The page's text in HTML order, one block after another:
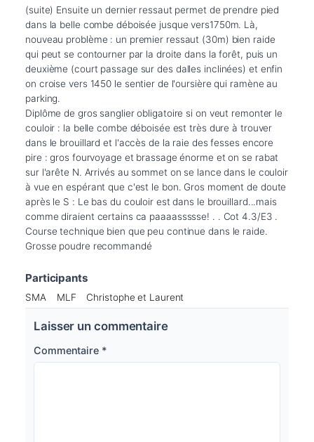
(suite) Ensuite un dernier ressaut permet de prendre pied
dans la belle combe déboisée jusque vers1750m. Là,
nouveau problème : un premier ressaut (30m) bien raide
qui peut se contourner par la droite dans la forêt, puis un
deuxième (court passage sur des dalles inclinées) et enfin
on croise vers 1450 le sentier de l'oursière qui ramène au
parking.
Diplôme de gros sanglier obligatoire si on veut remonter le
couloir : la belle combe déboisée est très dure à trouver
dans le brouillard et l'accès de la raie des fesses encore
pire : gros fourvoyage et brassage énorme et on se rabat
sur l'arête N. Arrivés au sommet on se lance dans le couloir
à vue en espérant que c'est le bon. Gros moment de doute
après le S : Le bas du couloir est dans le brouillard...mais
comme diraient certains ca paaaassssse! . . Cot 4.3/E3 .
Course technique bien que peu continue dans le raide.
Grosse poudre recommandé
Participants
SMA MLF Christophe et Laurent
Laisser un commentaire
Commentaire *